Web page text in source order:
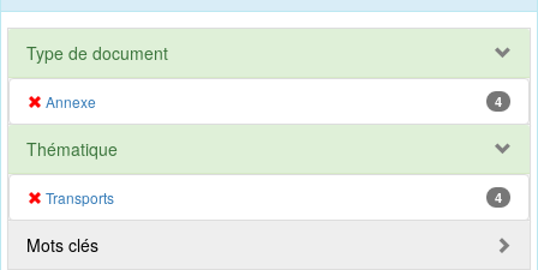
Type de document
Annexe 4
Thématique
Transports 4
Mots clés